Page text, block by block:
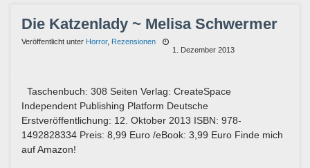
Die Katzenlady ~ Melisa Schwermer
Veröffentlicht unter Horror, Rezensionen
1. Dezember 2013
Taschenbuch: 308 Seiten Verlag: CreateSpace
Independent Publishing Platform Deutsche
Erstveröffentlichung: 12. Oktober 2013 ISBN: 978-
1492828334 Preis: 8,99 Euro /eBook: 3,99 Euro Finde mich
auf Amazon!